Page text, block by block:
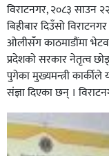
विराटनगर, २०८३ साउन
बिहीबार दिउँसो
ओलीसँग काठमाडौंमा
प्रदेशकाे सरकार नेतृत्व
पुगेका मुख्यमन्त्री
संज्ञा दिएका छन् ।